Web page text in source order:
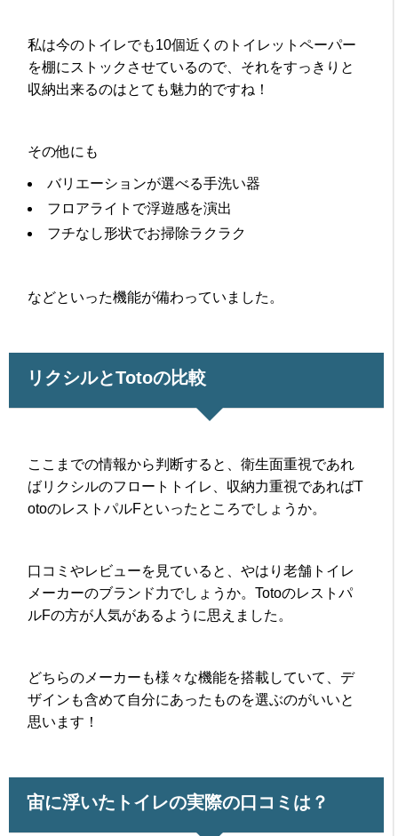
私は今のトイレでも10個近くのトイレットペーパー
を棚にストックさせているので、それをすっきりと
収納出来るのはとても魅力的ですね！
その他にも
バリエーションが選べる手洗い器
フロアライトで浮遊感を演出
フチなし形状でお掃除ラクラク
などといった機能が備わっていました。
リクシルとTotoの比較
ここまでの情報から判断すると、衛生面重視であれ
ばリクシルのフロートトイレ、収納力重視であればT
otoのレストパルFといったところでしょうか。
口コミやレビューを見ていると、やはり老舗トイレ
メーカーのブランド力でしょうか。Totoのレストパ
ルFの方が人気があるように思えました。
どちらのメーカーも様々な機能を搭載していて、デ
ザインも含めて自分にあったものを選ぶのがいいと
思います！
宙に浮いたトイレの実際の口コミは？